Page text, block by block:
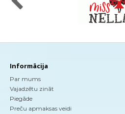
Informācija
Par mums
Vajadzētu zināt
Piegāde
Preču apmaksas veidi